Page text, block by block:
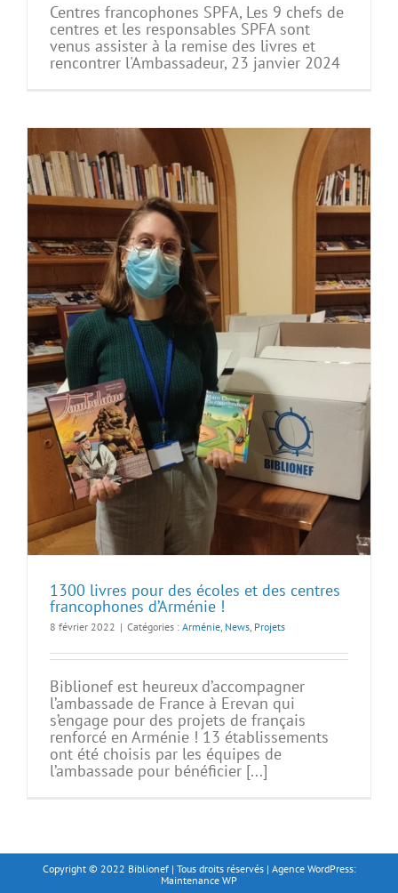
Centres francophones SPFA, Les 9 chefs de
centres et les responsables SPFA sont
venus assister à la remise des livres et
rencontrer l'Ambassadeur, 23 janvier 2024
1300 livres pour des écoles et des centres
francophones d’Arménie !
8 février 2022 | Catégories : Arménie, News, Projets
Biblionef est heureux d’accompagner
l’ambassade de France à Erevan qui
s’engage pour des projets de français
renforcé en Arménie ! 13 établissements
ont été choisis par les équipes de
l’ambassade pour bénéficier [...]
Copyright © 2022 Biblionef | Tous droits réservés | Agence WordPress:
Maintenance WP